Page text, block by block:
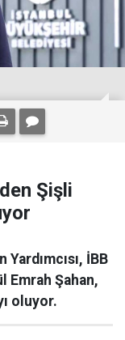
Şişli
İBB
Emrah Şahan,
oluyor.